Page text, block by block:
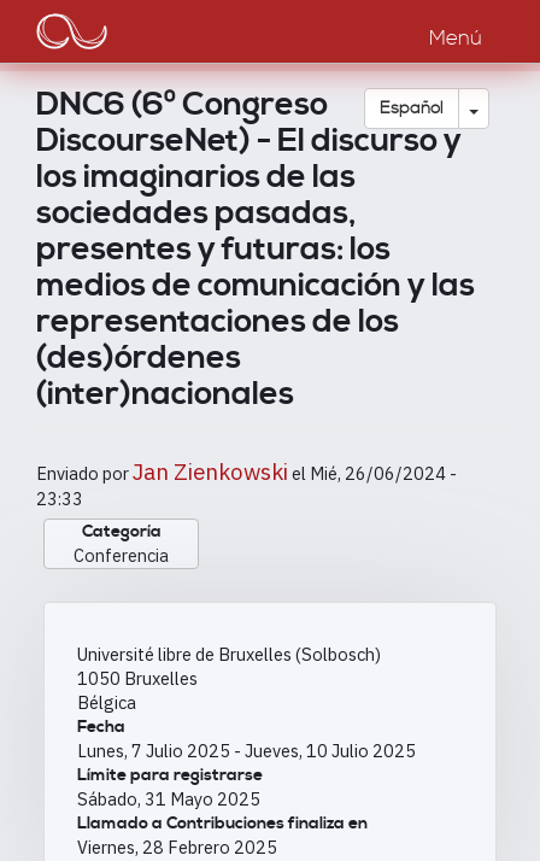
Pasar
contenido
principal
Main
navigation
Menú
Español Toggle
DNC6 (6º Congreso
DiscourseNet) - El discurso y
los imaginarios de las
sociedades pasadas,
presentes y futuras: los
medios de comunicación y las
representaciones de los
(des)órdenes
(inter)nacionales
Enviado porJan Zienkowski el Mié, 26/06/2024 -
23:33
Categoría
Conferencia
Université libre de Bruxelles (Solbosch)
1050 Bruxelles
Bélgica
Fecha
Lunes, 7 Julio 2025 - Jueves, 10 Julio 2025
Límite para registrarse
Sábado, 31 Mayo 2025
Llamado a Contribuciones finaliza en
Viernes, 28 Febrero 2025